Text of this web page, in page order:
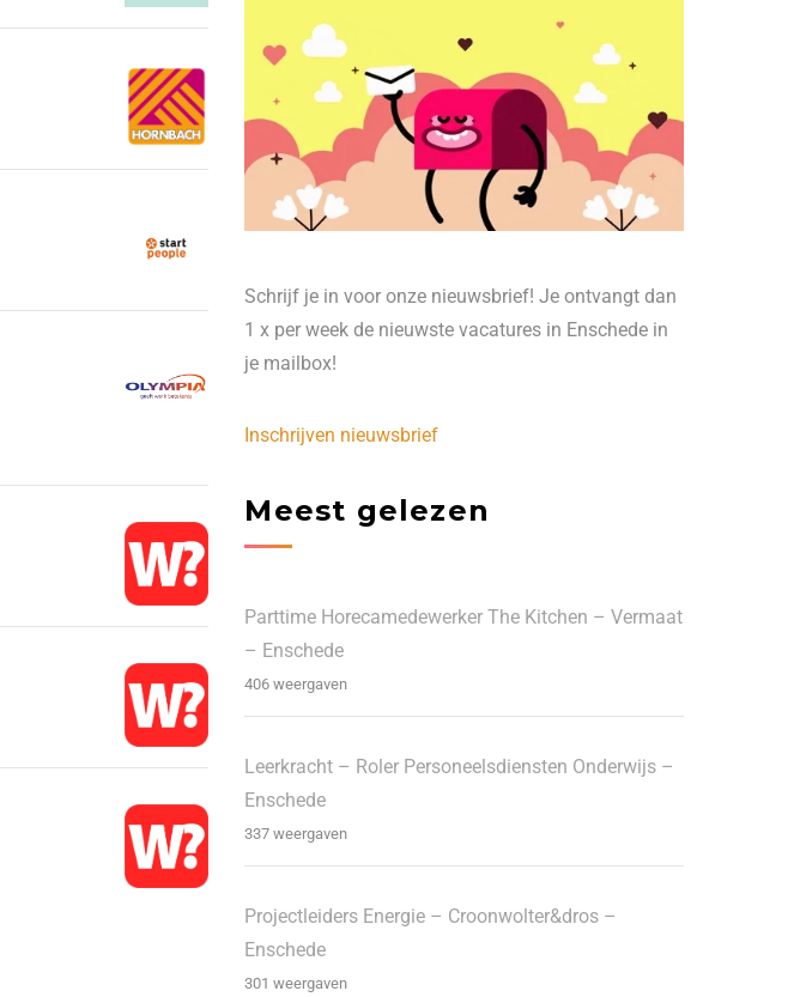
Schrijf je in voor onze nieuwsbrief! Je ontvangt dan
1 x per week de nieuwste vacatures in Enschede in
je mailbox!
Inschrijven nieuwsbrief
Meest gelezen
Parttime Horecamedewerker The Kitchen – Vermaat
– Enschede
406 weergaven
Leerkracht – Roler Personeelsdiensten Onderwijs –
Enschede
337 weergaven
Projectleiders Energie – Croonwolter&dros –
Enschede
301 weergaven